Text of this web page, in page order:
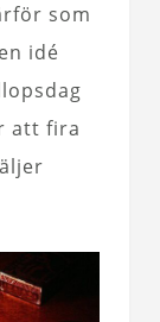
som
idé
att fira